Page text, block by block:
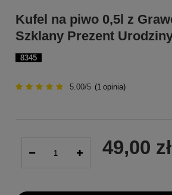
8345
Kufel na piwo 0,5l z
Szklany Prezent
5.00/5 (1 opinia)
49,00 zł